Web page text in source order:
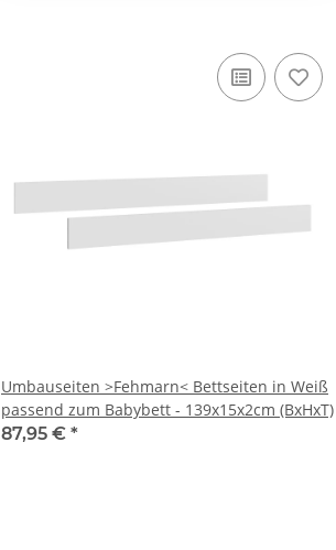
Umbauseiten >Fehmarn< Bettseiten in Weiß
passend zum Babybett - 139x15x2cm (BxHxT)
87,95 € *